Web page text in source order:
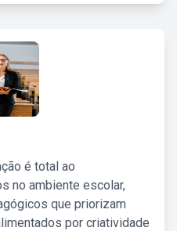
é total ao
no ambiente escolar,
que priorizam
por criatividade